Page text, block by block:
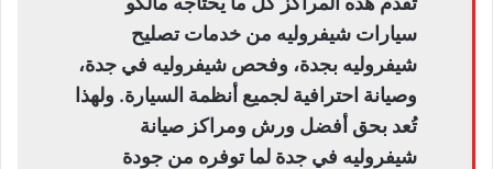
سيارات شيفروليه من خدمات تصليح
شيفروليه بجدة، وفحص شيفروليه في جدة،
وصيانة احترافية لجميع أنظمة السيارة. ولهذا
تُعد بحق أفضل ورش ومراكز صيانة
شيفروليه في جدة لما توفره من جودة